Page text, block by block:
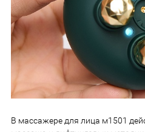
В массажере для лица м1501